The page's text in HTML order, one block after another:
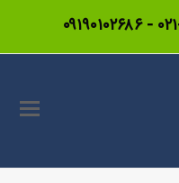
-۰۹۱۹۰۱۰۲۶۸۶